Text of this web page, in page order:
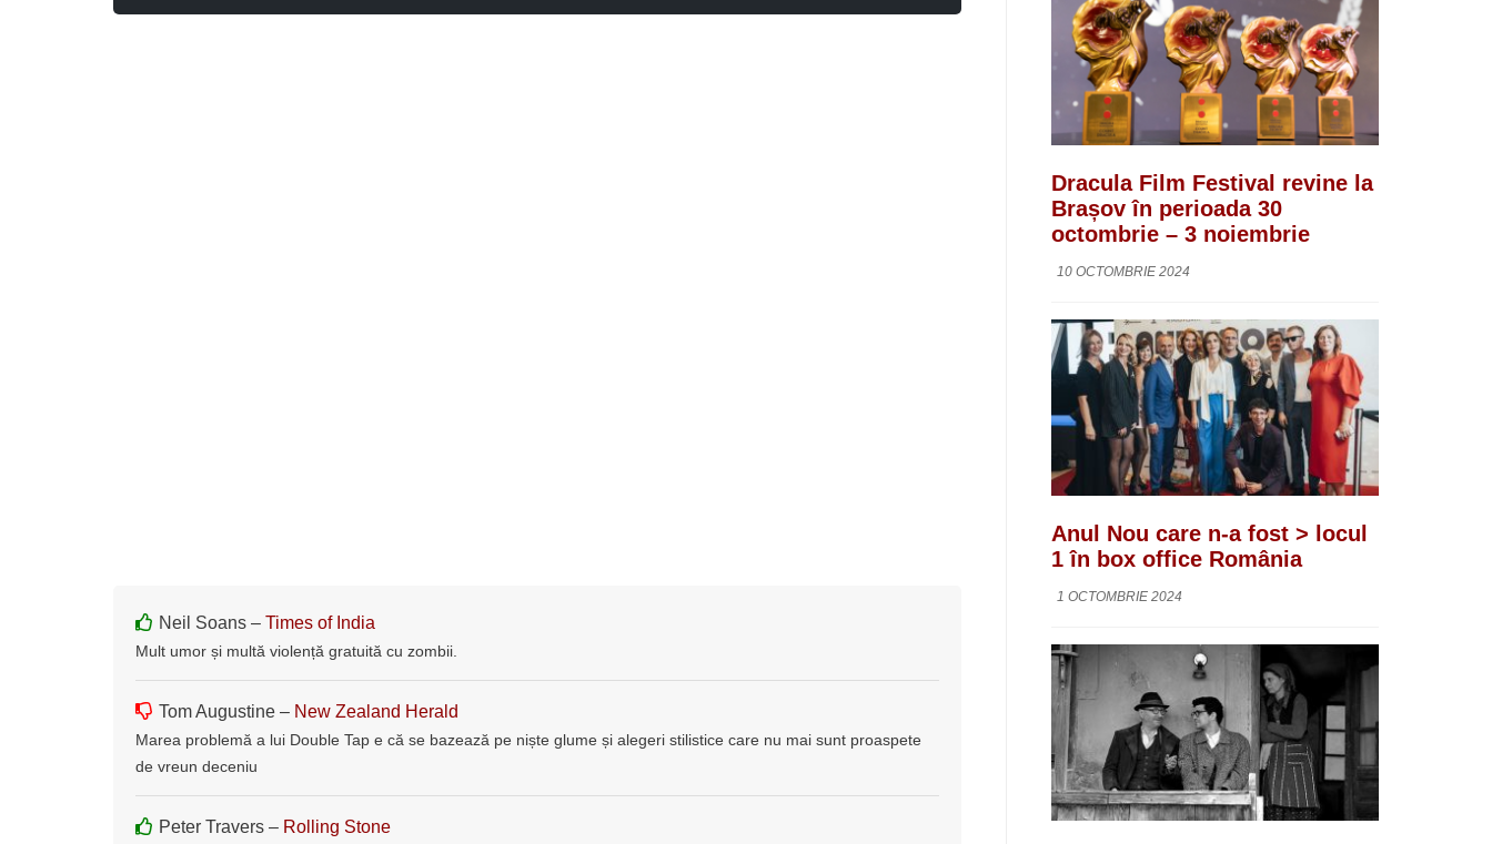
Neil Soans – Times of India
Mult umor și multă violență gratuită cu zombii.
Tom Augustine – New Zealand Herald
Marea problemă a lui Double Tap e că se bazează pe niște glume și alegeri stilistice care nu mai sunt proaspete
de vreun deceniu
Peter Travers – Rolling Stone
Dracula Film Festival revine la
Brașov în perioada 30
octombrie – 3 noiembrie
10 OCTOMBRIE 2024
Anul Nou care n-a fost > locul
1 în box office România
1 OCTOMBRIE 2024